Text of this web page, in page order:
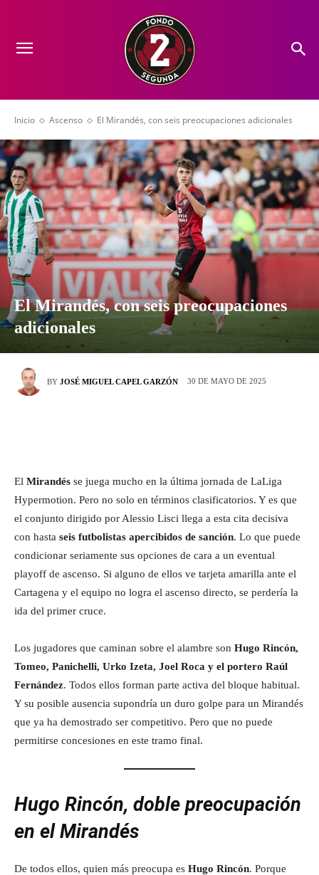
Inicio Ascenso El Mirandés, con seis preocupaciones adicionales
El Mirandés, con seis preocupaciones
adicionales
BY JOSÉ MIGUEL CAPEL GARZÓN 30 DE MAYO DE 2025
El Mirandés se juega mucho en la última jornada de LaLiga
Hypermotion. Pero no solo en términos clasificatorios. Y es que
el conjunto dirigido por Alessio Lisci llega a esta cita decisiva
con hasta seis futbolistas apercibidos de sanción. Lo que puede
condicionar seriamente sus opciones de cara a un eventual
playoff de ascenso. Si alguno de ellos ve tarjeta amarilla ante el
Cartagena y el equipo no logra el ascenso directo, se perdería la
ida del primer cruce.
Los jugadores que caminan sobre el alambre son Hugo Rincón,
Tomeo, Panichelli, Urko Izeta, Joel Roca y el portero Raúl
Fernández. Todos ellos forman parte activa del bloque habitual.
Y su posible ausencia supondría un duro golpe para un Mirandés
que ya ha demostrado ser competitivo. Pero que no puede
permitirse concesiones en este tramo final.
Hugo Rincón, doble preocupación
en el Mirandés
De todos ellos, quien más preocupa es Hugo Rincón. Porque